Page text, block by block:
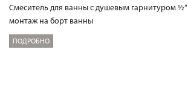
Смеситель для ванны с душевым гарнитуром ½“
монтаж на борт ванны
ПОДРОБНО